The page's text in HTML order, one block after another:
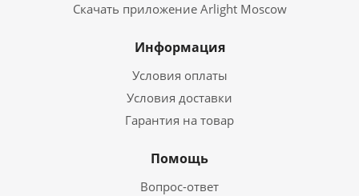
Скачать приложение Arlight Moscow
Информация
Условия оплаты
Условия доставки
Гарантия на товар
Помощь
Вопрос-ответ